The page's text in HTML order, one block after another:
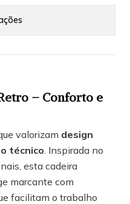
– Conforto e
valorizam design
técnico . Inspirada no
esta cadeira
marcante com
facilitam o trabalho